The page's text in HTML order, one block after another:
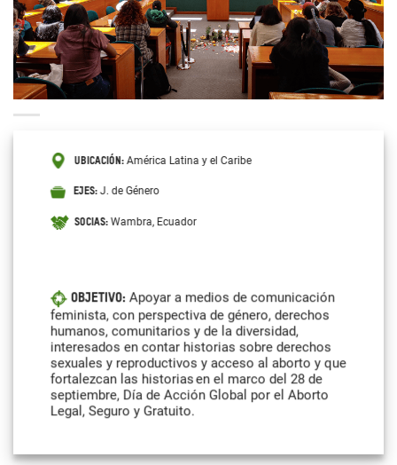
UBICACIÓN:América Latina y el Caribe
EJES: J. de Género
SOCIAS: Wambra, Ecuador
Objetivo: Apoyar a medios de comunicación
feminista, con perspectiva de género, derechos
humanos, comunitarios y de la diversidad,
interesados en contar historias sobre derechos
sexuales y reproductivos y acceso al aborto y que
fortalezcan las historias en el marco del 28 de
septiembre, Día de Acción Global por el Aborto
Legal, Seguro y Gratuito.